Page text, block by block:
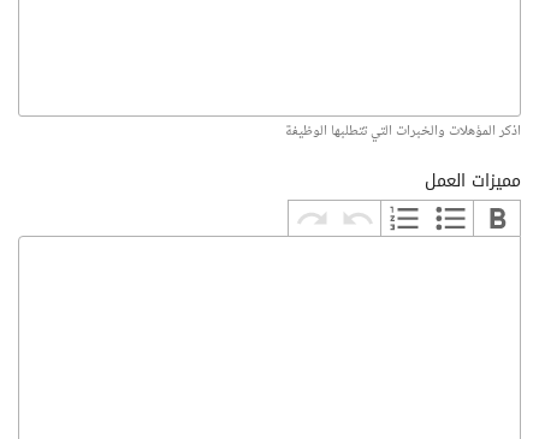
اذكر المؤهلات والخبرات التي تتطلبها الوظيفة
مميزات العمل